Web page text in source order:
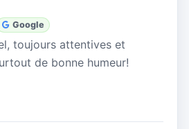
Google
toujours attentives et
de bonne humeur!